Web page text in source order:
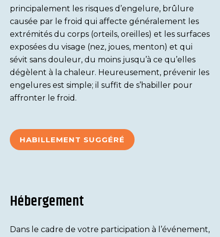
principalement les risques d’engelure, brûlure
causée par le froid qui affecte généralement les
extrémités du corps (orteils, oreilles) et les surfaces
exposées du visage (nez, joues, menton) et qui
sévit sans douleur, du moins jusqu’à ce qu’elles
dégèlent à la chaleur. Heureusement, prévenir les
engelures est simple; il suffit de s’habiller pour
affronter le froid.
HABILLEMENT SUGGÉRÉ
Hébergement
Dans le cadre de votre participation à l’événement,